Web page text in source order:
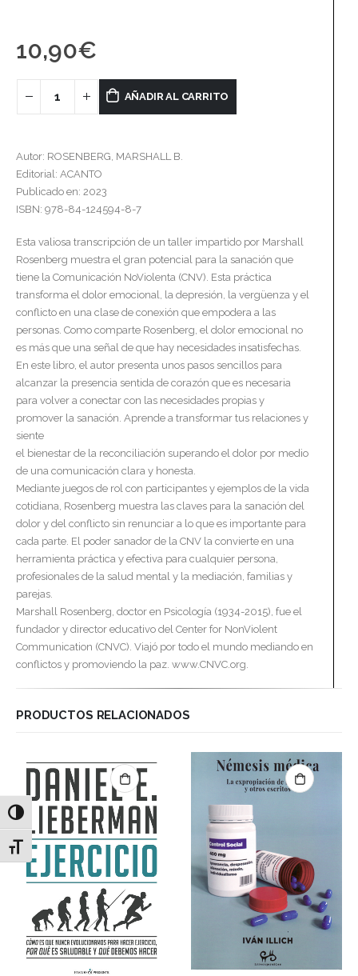
Alternar alto contraste
Alternar tamaño de letra
10,90€
AÑADIR AL CARRITO
Autor: ROSENBERG, MARSHALL B.
Editorial: ACANTO
Publicado en: 2023
ISBN: 978-84-124594-8-7
Esta valiosa transcripción de un taller impartido por Marshall
Rosenberg muestra el gran potencial para la sanación que
tiene la Comunicación NoViolenta (CNV). Esta práctica
transforma el dolor emocional, la depresión, la vergüenza y el
conflicto en una clase de conexión que empodera a las
personas. Como comparte Rosenberg, el dolor emocional no
es más que una señal de que hay necesidades insatisfechas.
En este libro, el autor presenta unos pasos sencillos para
alcanzar la presencia sentida de corazón que es necesaria
para volver a conectar con las necesidades propias y
promover la sanación. Aprende a transformar tus relaciones y
siente
el bienestar de la reconciliación superando el dolor por medio
de una comunicación clara y honesta.
Mediante juegos de rol con participantes y ejemplos de la vida
cotidiana, Rosenberg muestra las claves para la sanación del
dolor y del conflicto sin renunciar a lo que es importante para
cada parte. El poder sanador de la CNV la convierte en una
herramienta práctica y efectiva para cualquier persona,
profesionales de la salud mental y la mediación, familias y
parejas.
Marshall Rosenberg, doctor en Psicología (1934-2015), fue el
fundador y director educativo del Center for NonViolent
Communication (CNVC). Viajó por todo el mundo mediando en
conflictos y promoviendo la paz. www.CNVC.org.
PRODUCTOS RELACIONADOS